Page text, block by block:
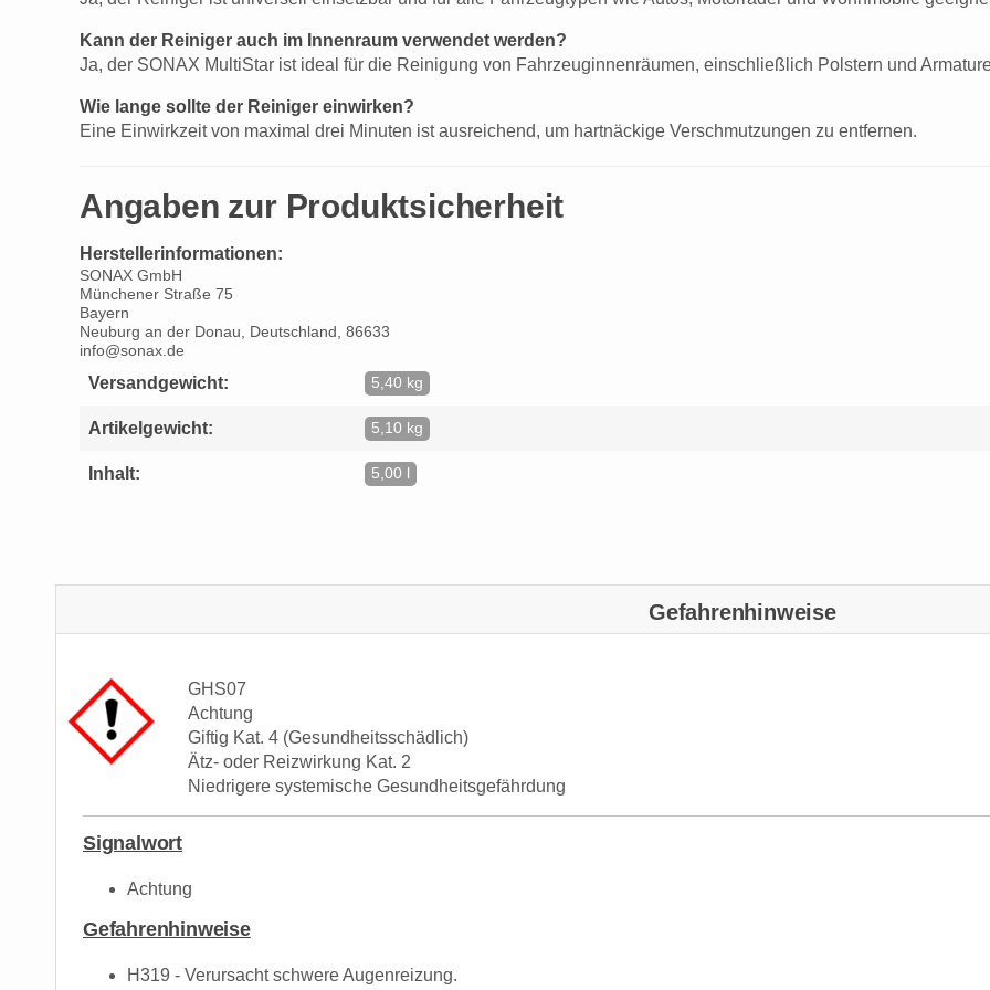
Kann der Reiniger auch im Innenraum verwendet werden?
Ja, der SONAX MultiStar ist ideal für die Reinigung von Fahrzeuginnenräumen, einschließlich Polstern und
Wie lange sollte der Reiniger einwirken?
Eine Einwirkzeit von maximal drei Minuten ist ausreichend, um hartnäckige Verschmutzungen zu entfernen.
Angaben zur Produktsicherheit
Herstellerinformationen:
SONAX GmbH
Münchener Straße 75
Bayern
Neuburg an der Donau, Deutschland, 86633
info@sonax.de
Versandgewicht: 5,40 kg
Artikelgewicht: 5,10 kg
Inhalt: 5,00 l
Gefahrenhinweise
GHS07
Achtung
Giftig Kat. 4 (Gesundheitsschädlich)
Ätz- oder Reizwirkung Kat. 2
Niedrigere systemische Gesundheitsgefährdung
Signalwort
Achtung
Gefahrenhinweise
H319 - Verursacht schwere Augenreizung.